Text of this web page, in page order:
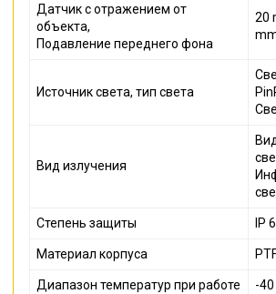
Датчик с отражением от
объекта,
Подавление переднего фона
20
Источник света, тип света
Вид излучения
Степень защиты IP
Материал корпуса
Диапазон температур при работе -40